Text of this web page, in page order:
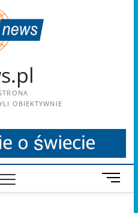
OBIEKTYWNIE
M
e